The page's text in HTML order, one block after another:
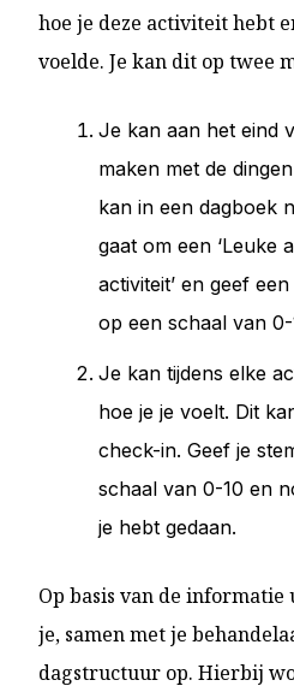
hoe je deze activiteit hebt
voelde. Je kan dit op twee
Je kan aan het eind
maken met de
kan in een dagboek
gaat om een ‘Leuke
activiteit’ en geef
op een schaal van 0-
Je kan tijdens elke
hoe je je voelt. Dit
check-in. Geef je
schaal van 0-10 en
je hebt gedaan.
Op basis van de
je, samen met je
dagstructuur op. Hierbij